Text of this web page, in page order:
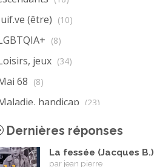
(être) (10)
(8)
jeux (34)
68 (8)
handicap (23)
(être)
(être) (19)
Dernières réponses
La fessée (Jacques B.)
par jean pierre